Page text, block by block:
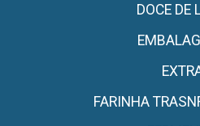
DOCE DE
FARINHA